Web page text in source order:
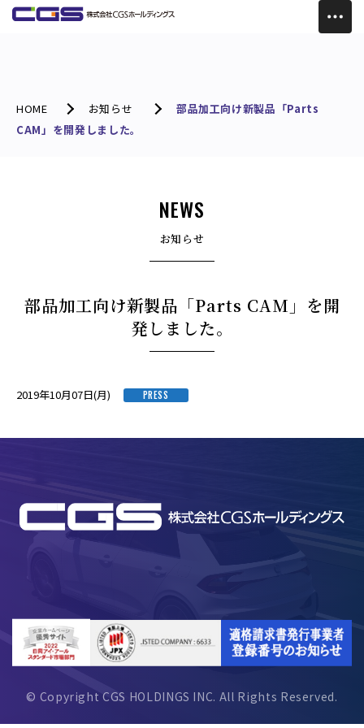
HOME お知らせ
部品加工向け新製品「Parts
CAM」を開発しました。
NEWS
お知らせ
部品加工向け新製品「Parts CAM」を開
発しました。
2019年10月07日(月) PRESS
© Copyright CGS HOLDINGS INC. All Rights Reserved.